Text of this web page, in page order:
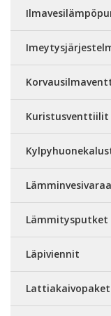
Kuristusventtiilit
Lämmitysputket
Läpiviennit